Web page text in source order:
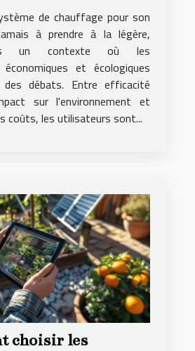
économique et
de chauffage pour son
à prendre à la légère,
un contexte où les
économiques et écologiques
débats. Entre efficacité
sur l'environnement et
coûts, les utilisateurs sont...
choisir les